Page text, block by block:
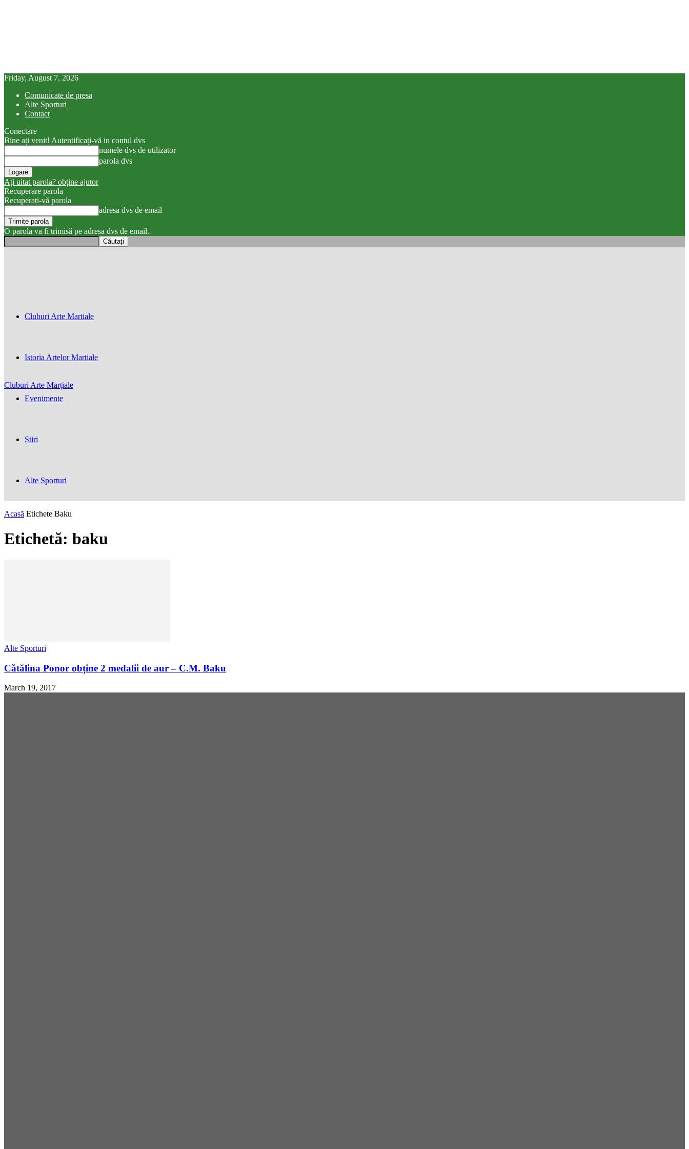
Friday, August 7, 2026
Comunicate de presa
Alte Sporturi
Contact
Conectare
Bine ați venit! Autentificați-vă in contul dvs
numele dvs de utilizator
parola dvs
Ați uitat parola? obține ajutor
Recuperare parola
Recuperați-vă parola
adresa dvs de email
O parola va fi trimisă pe adresa dvs de email.
Cluburi Arte Marțiale
Cluburi Arte Martiale
Istoria Artelor Martiale
Evenimente
Știri
Alte Sporturi
Acasă Etichete Baku
Etichetă: baku
Alte Sporturi
Cătălina Ponor obține 2 medalii de aur – C.M. Baku
March 19, 2017